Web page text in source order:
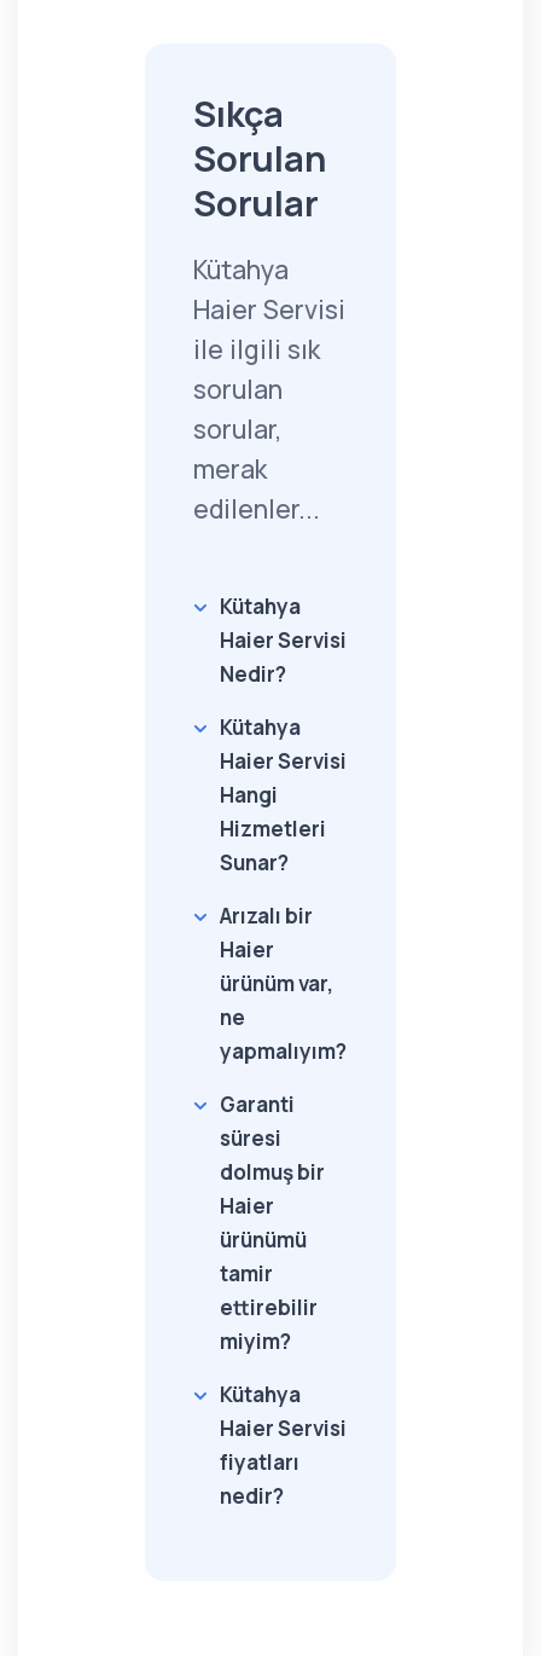
Sıkça
Sorulan
Sorular
Kütahya
Haier Servisi
ile ilgili sık
sorulan
sorular,
merak
edilenler...
Kütahya
Haier Servisi
Nedir?
Kütahya
Haier Servisi
Hangi
Hizmetleri
Sunar?
Arızalı bir
Haier
ürünüm var,
ne
yapmalıyım?
Garanti
süresi
dolmuş bir
Haier
ürünümü
tamir
ettirebilir
miyim?
Kütahya
Haier Servisi
fiyatları
nedir?